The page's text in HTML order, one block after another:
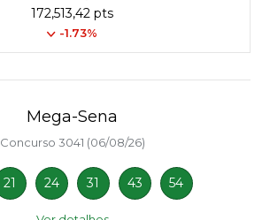
172,513,42 pts
-1.73%
Mega-Sena
Concurso 3041 (06/08/26)
21 24 31 43 54